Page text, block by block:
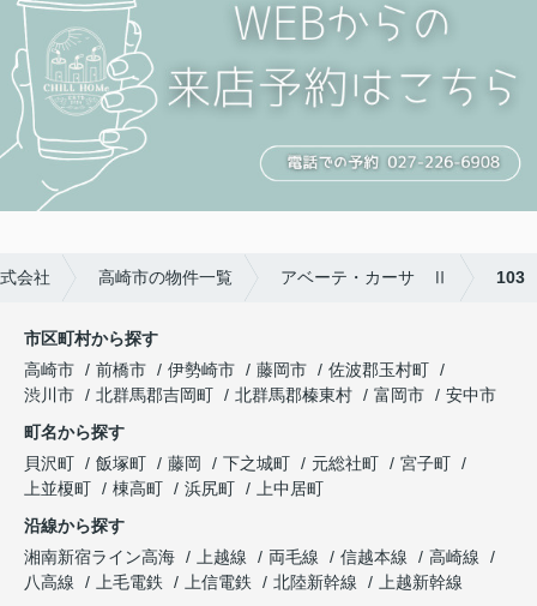
会社 高崎市の物件一覧 アベーテ・カーサ Ⅱ 103
市区町村から探す
高崎市
前橋市 伊勢崎市 藤岡市
佐波郡玉村町
渋川市
北群馬郡吉岡町 北群馬郡榛東村 富岡市
安中市
町名から探す
貝沢町
飯塚町 藤岡 下之城町 元総社町
宮子町
上並榎町
棟高町 浜尻町
上中居町
沿線から探す
湘南新宿ライン高海
上越線 両毛線 信越本線
高崎線
八高線
上毛電鉄 上信電鉄 北陸新幹線
上越新幹線